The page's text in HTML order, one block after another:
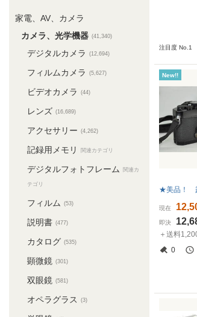
家電、AV、カメラ
カメラ、光学機器 (41,340)
デジタルカメラ (12,694)
フィルムカメラ (5,627)
ビデオカメラ (44)
レンズ (16,689)
アクセサリー (4,262)
記録用メモリ 関連カテゴリ
デジタルフォトフレーム 関連カ
テゴリ
フィルム (53)
説明書 (477)
カタログ (535)
顕微鏡 (301)
双眼鏡 (581)
オペラグラス (3)
注目度 No.1
New!!
現在
即決
＋送料
0